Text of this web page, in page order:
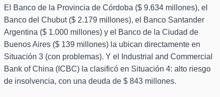
El Banco de la Provincia de Córdoba ($ 9.634 millones), el
Banco del Chubut ($ 2.179 millones), el Banco Santander
Argentina ($ 1.000 millones) y el Banco de la Ciudad de
Buenos Aires ($ 139 millones) la ubican directamente en
Situación 3 (con problemas). Y el Industrial and Commercial
Bank of China (ICBC) la clasificó en Situación 4: alto riesgo
de insolvencia, con una deuda de $ 843 millones.